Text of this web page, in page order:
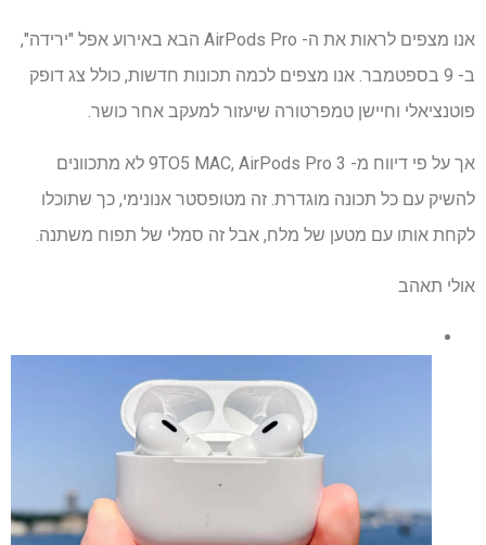
אנו מצפים לראות את ה- AirPods Pro הבא באירוע אפל "ירידה",
ב- 9 בספטמבר. אנו מצפים לכמה תכונות חדשות, כולל צג דופק
פוטנציאלי וחיישן טמפרטורה שיעזור למעקב אחר כושר.
אך על פי דיווח מ- 9TO5 MAC, AirPods Pro 3 לא מתכוונים
להשיק עם כל תכונה מוגדרת. זה מטופסטר אנונימי, כך שתוכלו
לקחת אותו עם מטען של מלח, אבל זה סמלי של תפוח משתנה.
אולי תאהב